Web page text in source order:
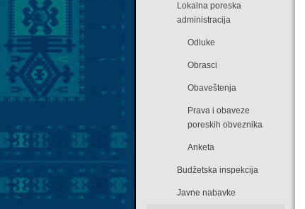
Lokalna poreska
administracija
Odluke
Obrasci
Obaveštenja
Prava i obaveze
poreskih obveznika
Anketa
Budžetska inspekcija
Javne nabavke